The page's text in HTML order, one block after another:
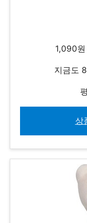
1,090
지금도
상